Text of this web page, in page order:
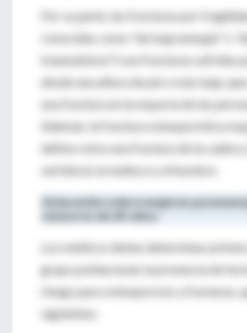
Por su parte, las fracturas por
conocidas como "de baja energía" o
traumatismo") son fracturas sufridas
desde una altura de pie o más baja,
una fractura en la mayoría de las
Además, la fractura osteoporótica
define como una fractura de la cadera,
vertebral, la muñeca o el hombro.
Aclaración sobre mujeres
Los médicos deben determinar
grupo poblacional, la presencia de
riesgo para osteoporosis y fracturas,
siguientes: